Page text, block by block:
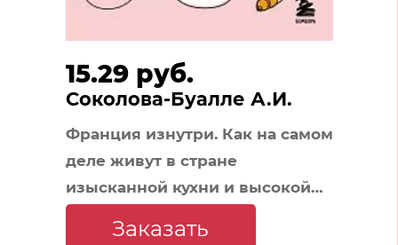
15.29 руб.
Соколова-Буалле А.И.
Франция изнутри. Как на самом
деле живут в стране
изысканной кухни и высокой
Заказать